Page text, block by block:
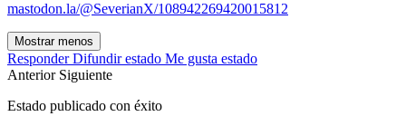
mastodon.la/@SeverianX/108942269420015812
Mostrar menos
Responder Difundir estado Me gusta estado
Anterior Siguiente
Estado publicado con éxito